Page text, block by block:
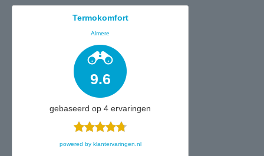
Termokomfort
Almere
9.6
gebaseerd op 4 ervaringen
powered by klantervaringen.nl